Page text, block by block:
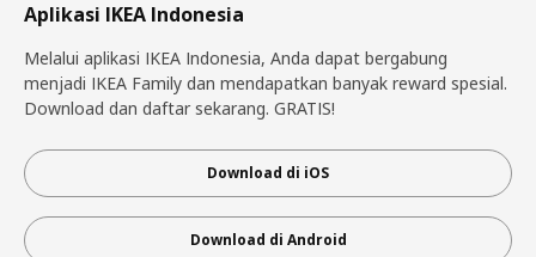
Aplikasi IKEA Indonesia
Melalui aplikasi IKEA Indonesia, Anda dapat bergabung
menjadi IKEA Family dan mendapatkan banyak reward spesial.
Download dan daftar sekarang. GRATIS!
Download di iOS
Download di Android